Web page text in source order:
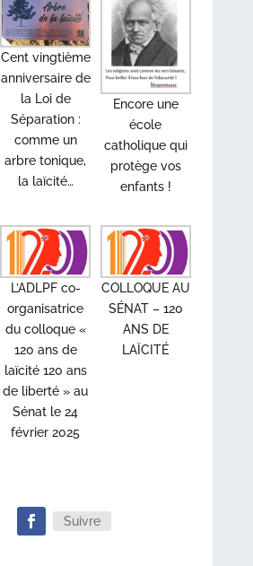
Cent vingtième
anniversaire de
la Loi de
Séparation :
comme un
arbre tonique,
la laïcité…
Encore une
école
catholique qui
protège vos
enfants !
L’ADLPF co-
organisatrice
du colloque «
120 ans de
laïcité 120 ans
de liberté » au
Sénat le 24
février 2025
COLLOQUE AU
SÉNAT – 120
ANS DE
LAÏCITÉ
Suivre